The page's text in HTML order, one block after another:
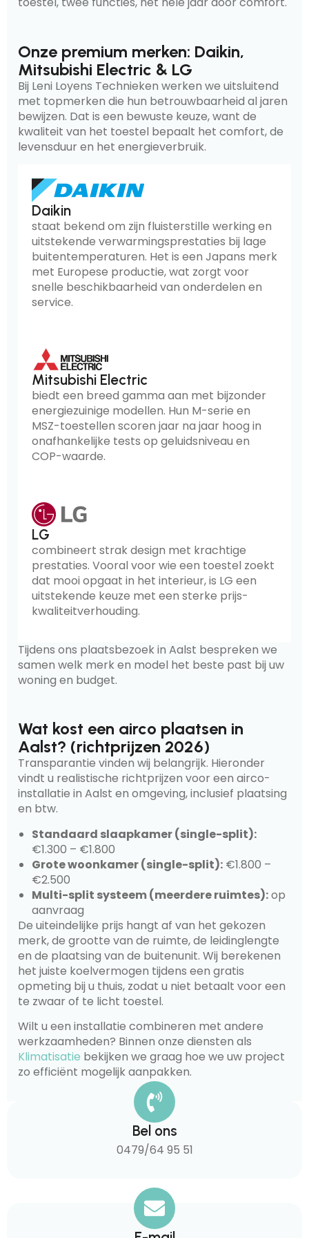
Onze premium merken: Daikin,
Mitsubishi Electric & LG
Bij Leni Loyens Technieken werken we uitsluitend
met topmerken die hun betrouwbaarheid al jaren
bewijzen. Dat is een bewuste keuze, want de
kwaliteit van het toestel bepaalt het comfort, de
levensduur en het energieverbruik.
Daikin
staat bekend om zijn fluisterstille werking en
uitstekende verwarmingsprestaties bij lage
buitentemperaturen. Het is een Japans merk
met Europese productie, wat zorgt voor
snelle beschikbaarheid van onderdelen en
service.
Mitsubishi Electric
biedt een breed gamma aan met bijzonder
energiezuinige modellen. Hun M-serie en
MSZ-toestellen scoren jaar na jaar hoog in
onafhankelijke tests op geluidsniveau en
COP-waarde.
LG
combineert strak design met krachtige
prestaties. Vooral voor wie een toestel zoekt
dat mooi opgaat in het interieur, is LG een
uitstekende keuze met een sterke prijs-
kwaliteitverhouding.
Tijdens ons plaatsbezoek in Aalst bespreken we
samen welk merk en model het beste past bij uw
woning en budget.
Wat kost een airco plaatsen in
Aalst? (richtprijzen 2026)
Transparantie vinden wij belangrijk. Hieronder
vindt u realistische richtprijzen voor een airco-
installatie in Aalst en omgeving, inclusief plaatsing
en btw.
Standaard slaapkamer (single-split):
€1.300 – €1.800
Grote woonkamer (single-split): €1.800 –
€2.500
Multi-split systeem (meerdere ruimtes):op
aanvraag
De uiteindelijke prijs hangt af van het gekozen
merk, de grootte van de ruimte, de leidinglengte
en de plaatsing van de buitenunit. Wij berekenen
het juiste koelvermogen tijdens een gratis
opmeting bij u thuis, zodat u niet betaalt voor een
te zwaar of te licht toestel.
Wilt u een installatie combineren met andere
werkzaamheden? Binnen onze diensten als
Klimatisatie bekijken we graag hoe we uw project
zo efficiënt mogelijk aanpakken.
Bel ons
0479/64 95 51